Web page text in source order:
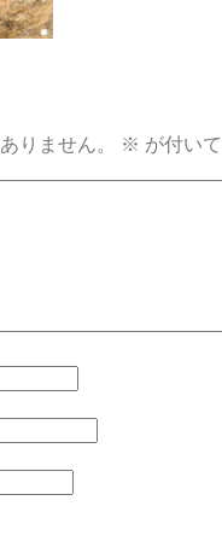
りません。 ※ が付い